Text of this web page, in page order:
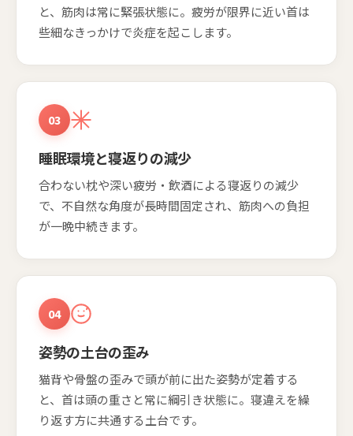
と、筋肉は常に緊張状態に。疲労が限界に近い首は
些細なきっかけで炎症を起こします。
03
睡眠環境と寝返りの減少
合わない枕や深い疲労・飲酒による寝返りの減少
で、不自然な角度が長時間固定され、筋肉への負担
が一晩中続きます。
04
姿勢の土台の歪み
猫背や骨盤の歪みで頭が前に出た姿勢が定着する
と、首は頭の重さと常に綱引き状態に。寝違えを繰
り返す方に共通する土台です。